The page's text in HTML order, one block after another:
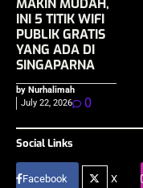
MAKIN MUDAH,
INI 5 TITIK WIFI
PUBLIK GRATIS
YANG ADA DI
SINGAPARNA
by Nurhalimah
July 22, 2026
0
Social Links
Facebook X